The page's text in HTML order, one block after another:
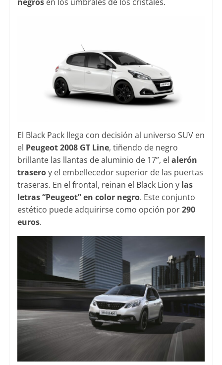
El Black Pack llega con decisión al universo SUV en
el Peugeot 2008 GT Line, tiñendo de negro
brillante las llantas de aluminio de 17”, el alerón
traseroy el embellecedor superior de las puertas
traseras. En el frontal, reinan el Black Lion y las
letras “Peugeot” en color negro. Este conjunto
estético puede adquirirse como opción por290
euros.